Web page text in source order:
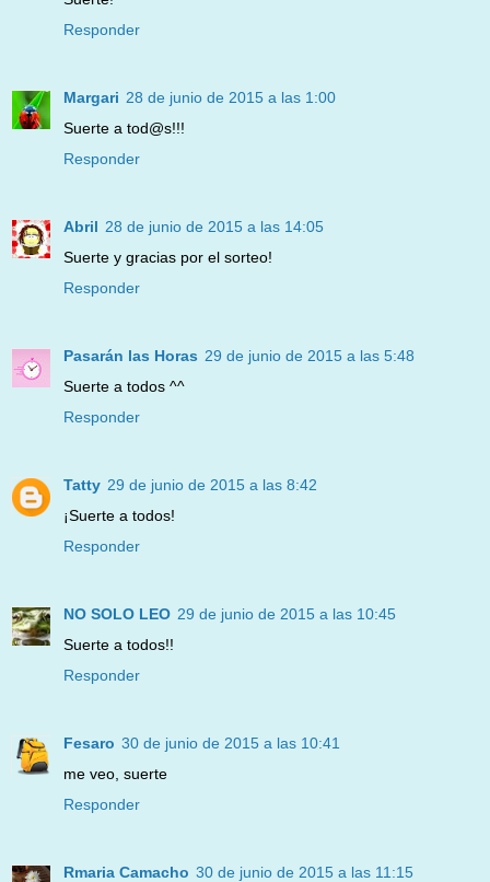
Responder
Margari 28 de junio de 2015 a las 1:00
Suerte a tod@s!!!
Responder
Abril 28 de junio de 2015 a las 14:05
Suerte y gracias por el sorteo!
Responder
Pasarán las Horas 29 de junio de 2015 a las 5:48
Suerte a todos ^^
Responder
Tatty 29 de junio de 2015 a las 8:42
¡Suerte a todos!
Responder
NO SOLO LEO 29 de junio de 2015 a las 10:45
Suerte a todos!!
Responder
Fesaro 30 de junio de 2015 a las 10:41
me veo, suerte
Responder
Rmaria Camacho 30 de junio de 2015 a las 11:15